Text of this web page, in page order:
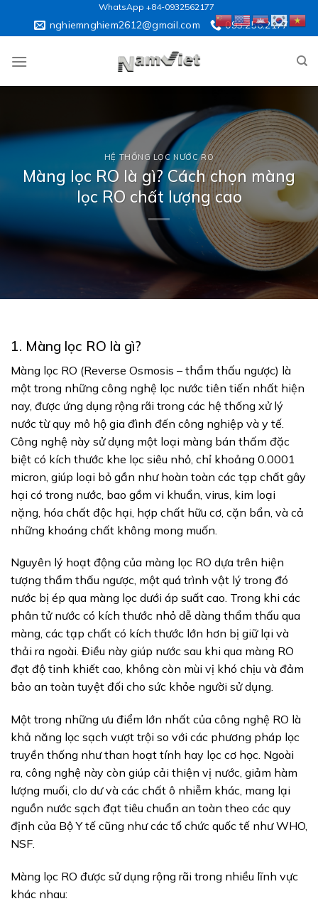
WhatsApp +84-0932562177
nghiemnghiem2612@gmail.com 093.256.2177
HỆ THỐNG LỌC NƯỚC RO
Màng lọc RO là gì? Cách chọn màng
lọc RO chất lượng cao
1. Màng lọc RO là gì?
Màng lọc RO (Reverse Osmosis – thẩm thấu ngược) là
một trong những công nghệ lọc nước tiên tiến nhất hiện
nay, được ứng dụng rộng rãi trong các hệ thống xử lý
nước từ quy mô hộ gia đình đến công nghiệp và y tế.
Công nghệ này sử dụng một loại màng bán thấm đặc
biệt có kích thước khe lọc siêu nhỏ, chỉ khoảng 0.0001
micron, giúp loại bỏ gần như hoàn toàn các tạp chất gây
hại có trong nước, bao gồm vi khuẩn, virus, kim loại
nặng, hóa chất độc hại, hợp chất hữu cơ, cặn bẩn, và cả
những khoáng chất không mong muốn.
Nguyên lý hoạt động của màng lọc RO dựa trên hiện
tượng thẩm thấu ngược, một quá trình vật lý trong đó
nước bị ép qua màng lọc dưới áp suất cao. Trong khi các
phân tử nước có kích thước nhỏ dễ dàng thẩm thấu qua
màng, các tạp chất có kích thước lớn hơn bị giữ lại và
thải ra ngoài. Điều này giúp nước sau khi qua màng RO
đạt độ tinh khiết cao, không còn mùi vị khó chịu và đảm
bảo an toàn tuyệt đối cho sức khỏe người sử dụng.
Một trong những ưu điểm lớn nhất của công nghệ RO là
khả năng lọc sạch vượt trội so với các phương pháp lọc
truyền thống như than hoạt tính hay lọc cơ học. Ngoài
ra, công nghệ này còn giúp cải thiện vị nước, giảm hàm
lượng muối, clo dư và các chất ô nhiễm khác, mang lại
nguồn nước sạch đạt tiêu chuẩn an toàn theo các quy
định của Bộ Y tế cũng như các tổ chức quốc tế như WHO,
NSF.
Màng lọc RO được sử dụng rộng rãi trong nhiều lĩnh vực
khác nhau: